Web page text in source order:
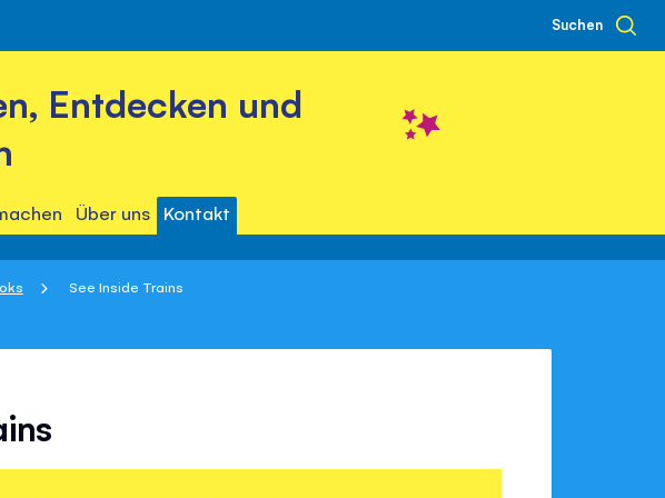
Suchen
Entdecken und
Über uns Kontakt
See Inside Trains